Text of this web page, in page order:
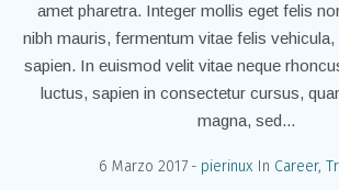
amet pharetra. Integer mollis eget felis
nibh mauris, fermentum vitae felis vehicula,
sapien. In euismod velit vitae neque
luctus, sapien in consectetur cursus,
magna, sed...
6 Marzo 2017 pierinux In Career,